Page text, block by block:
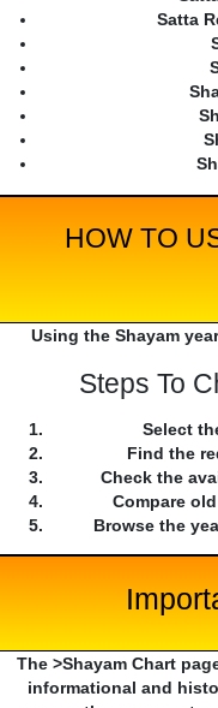
Satta
HOW TO
Using the Shayam
Steps To
Select
Find the
Check the
Compare
Browse the
The >Shayam Chart
informational and